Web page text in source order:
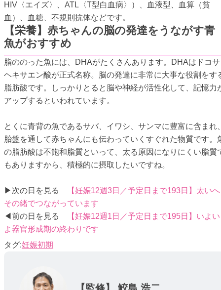
HIV〈エイズ〉、ATL〈T型白血病〉）、血液型、血算（貧
血）、血糖、不規則抗体などです。
【栄養】赤ちゃんの脳の発達をうながす青
魚がおすすめ
脂ののった魚には、DHAがたくさんあります。DHAはドコサ
ヘキサエン酸が正式名称。脳の発達に非常に大事な役割をす
脂肪酸です。しっかりとると脳や神経が活性化して、記憶力
アップするといわれています。
とくに青背の魚であるサバ、イワシ、サンマに豊富に含まれ
胎盤を通して赤ちゃんにも伝わっていくすぐれた物質です。
の脂肪酸は不飽和脂質といって、太る原因になりにくい脂質
もありますから、積極的に摂取したいですね。
▶次の日を見る
【妊娠12週3日／予定日まで193日】太いへ
その緒でつながっています
◀前の日を見る
【妊娠12週1日／予定日まで195日】いよい
よ器官形成期の終わりです
妊娠初期